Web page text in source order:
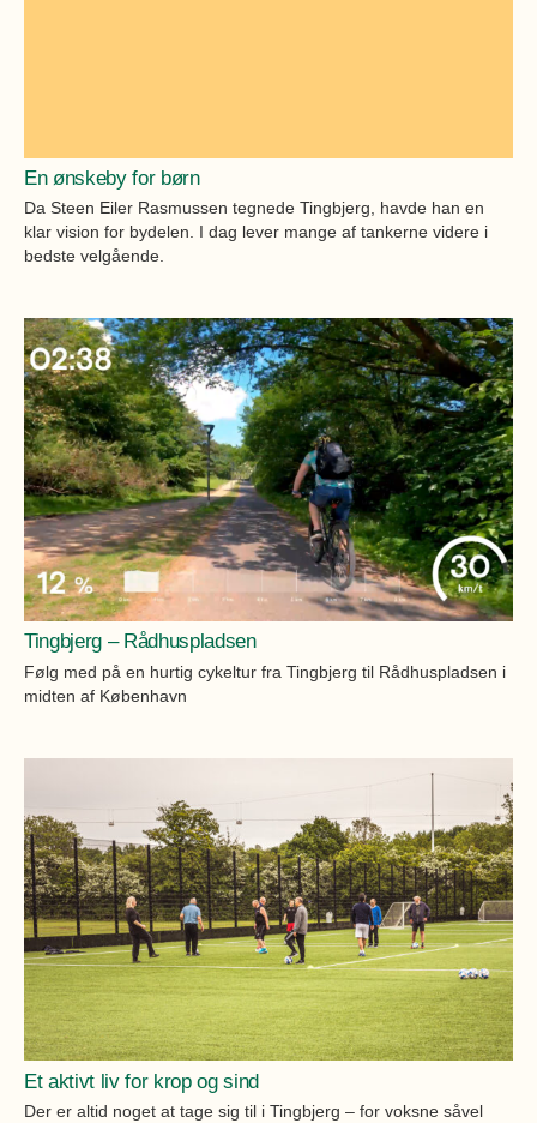
En ønskeby for børn
Da Steen Eiler Rasmussen tegnede Tingbjerg, havde han en
klar vision for bydelen. I dag lever mange af tankerne videre i
bedste velgående.
Tingbjerg – Rådhuspladsen
Følg med på en hurtig cykeltur fra Tingbjerg til Rådhuspladsen i
midten af København
Et aktivt liv for krop og sind
Der er altid noget at tage sig til i Tingbjerg – for voksne såvel